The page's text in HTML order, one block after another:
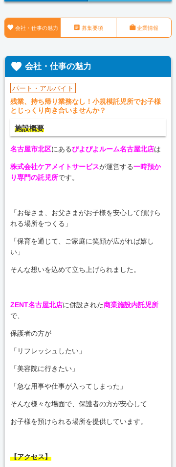
 会社・仕事の魅力  募集要項 企業情報
 会社・仕事の魅力
パート・アルバイト
残業、持ち帰り業務なし！小規模託児所でお子様
とじっくり向き合いませんか？
施設概要
名古屋市北区にあるぴよぴよルーム名古屋北店は
株式会社ケアメイトサービスが運営する一時預か
り専門の託児所です。
「お母さま、お父さまがお子様を安心して預けら
れる場所をつくる」
「保育を通じて、ご家庭に笑顔が広がれば嬉し
い」
そんな想いを込めて立ち上げられました。
ZENT名古屋北店に併設された商業施設内託児所
で、
保護者の方が
「リフレッシュしたい」
「美容院に行きたい」
「急な用事や仕事が入ってしまった」
そんな様々な場面で、保護者の方が安心して
お子様を預けられる場所を提供しています。
【アクセス】